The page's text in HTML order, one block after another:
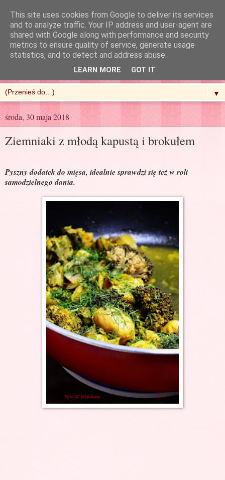
R'n'G Kitchen
▼
środa, 30 maja 2018
Ziemniaki z młodą kapustą i brokułem
Pyszny dodatek do mięsa, idealnie sprawdzi się też w roli
samodzielnego dania.
This site uses cookies from Google to deliver its services
and to analyze traffic. Your IP address and user-agent are
shared with Google along with performance and security
metrics to ensure quality of service, generate usage
statistics, and to detect and address abuse.
LEARN MORE GOT IT